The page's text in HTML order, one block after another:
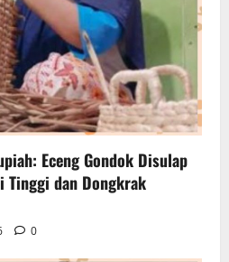
Eceng Gondok Disulap
Tinggi dan Dongkrak
0